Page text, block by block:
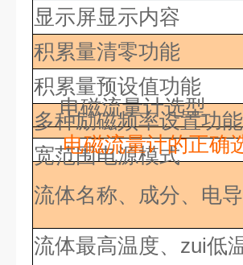
显示屏显示内容
积累量清零功能
积累量预设值功能
多种励磁频率设置功能
宽范围电源模式
电磁流量计选型
电磁流量计的正确
流体名称、成分、电
流体最高温度、zui低